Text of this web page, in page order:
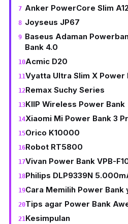
Anker PowerCore Slim
Joyseus JP67
Baseus Adaman
Bank 4.0
Acmic D20
Vyatta Ultra Slim X Power
Remax Suchy Series
KIIP Wireless Power Bank
Xiaomi Mi Power Bank 3
Orico K10000
Robot RT5800
Vivan Power Bank VPB-
Philips DLP9339N
Cara Memilih Power Bank
Tips agar Power Bank
Kesimpulan